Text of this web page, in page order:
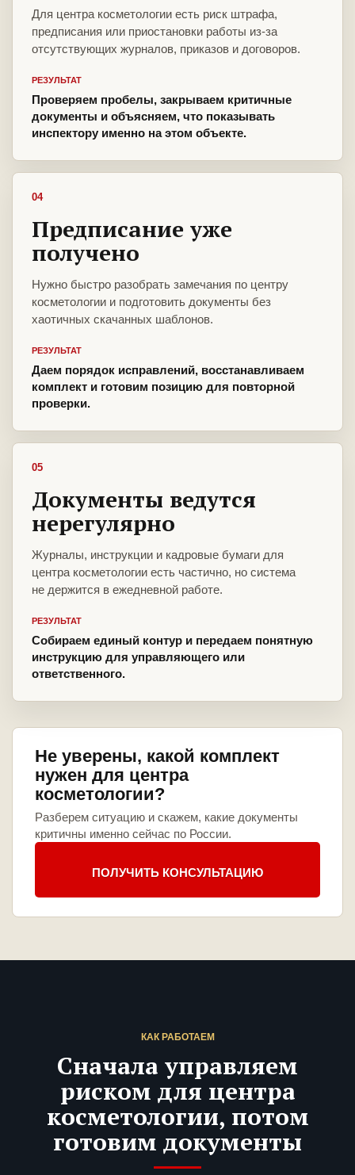
Для центра косметологии есть риск штрафа,
предписания или приостановки работы из-за
отсутствующих журналов, приказов и договоров.
РЕЗУЛЬТАТ
Проверяем пробелы, закрываем критичные
документы и объясняем, что показывать
инспектору именно на этом объекте.
04
Предписание уже
получено
Нужно быстро разобрать замечания по центру
косметологии и подготовить документы без
хаотичных скачанных шаблонов.
РЕЗУЛЬТАТ
Даем порядок исправлений, восстанавливаем
комплект и готовим позицию для повторной
проверки.
05
Документы ведутся
нерегулярно
Журналы, инструкции и кадровые бумаги для
центра косметологии есть частично, но система
не держится в ежедневной работе.
РЕЗУЛЬТАТ
Собираем единый контур и передаем понятную
инструкцию для управляющего или
ответственного.
Не уверены, какой комплект
нужен для центра
косметологии?
Разберем ситуацию и скажем, какие документы
критичны именно сейчас по России.
ПОЛУЧИТЬ КОНСУЛЬТАЦИЮ
КАК РАБОТАЕМ
Сначала управляем
риском для центра
косметологии, потом
готовим документы